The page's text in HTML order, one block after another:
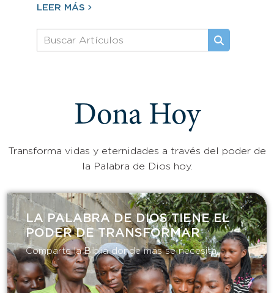
LEER MÁS
Dona Hoy
Transforma vidas y eternidades a través del poder de
la Palabra de Dios hoy.
LA PALABRA DE DIOS TIENE EL
PODER DE TRANSFORMAR​
Comparte la Biblia donde más se necesita.